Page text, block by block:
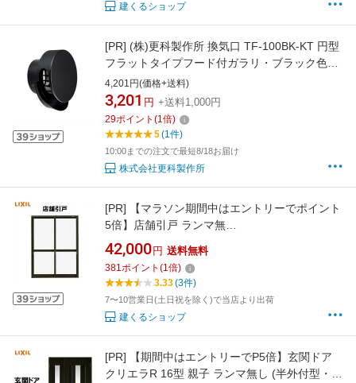
建くるショップ
[PR] (株)更科製作所 換気口 TF-100BK-KT 円型
フラットタイプフード付ガラリ・ブラック色・
防虫網付・低圧損
4,201円(価格+送料)
3,201 円 +送料1,000円
29ポイント (1倍)
5(1件)
10:00までの注文で最短8/18お届け
株式会社更科製作所
[PR]
【マラソン期間中はエントリーでポイント
5倍】店舗引戸 ランマ無
16518（w1690mm×h1818mm）(内付・半外
付)LIXIL アルミサッシ 窓 店舗ドア 土間用引き
戸 TOSTEM トステム DIY リフォーム
42,000 円 送料無料
381ポイント (1倍)
3.33(3件)
7〜10営業日(土日祝を除く)で当店より出荷
建くるショップ
[PR]
【期間中はエントリーでP5倍】玄関ドア
クリエラR 16型 親子 ランマ無し (半外付型・内